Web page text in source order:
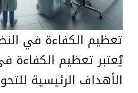
تعظيم الكفاءة في
يُعتبر تعظيم الكفاءة
الأهداف الرئيسية